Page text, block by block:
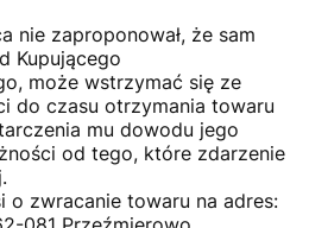
nie zaproponował, że sam
Kupującego
może wstrzymać się ze
do czasu otrzymania towaru
mu dowodu jego
od tego, które zdarzenie
o zwracanie towaru na adres: